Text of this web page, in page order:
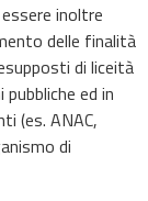
inoltre
delle finalità
di liceità
ed in
(es. ANAC,
di